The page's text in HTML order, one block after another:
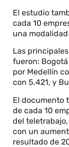
El estudio
cada 10
una
Las
fueron:
por Medellín
con 5.421, y
El documento
de cada 10
del
con un
resultado de